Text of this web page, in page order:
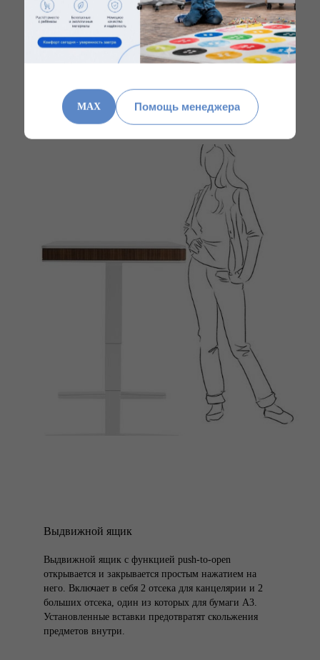
MAX Помощь менеджера
взрослых с ростом до 190 см. Чередование
положений сидя и стоя при работе, поможет
сохранить здоровую и красивую осанку.
Выдвижной ящик
Выдвижной ящик с функцией push-to-open
открывается и закрывается простым нажатием на
него. Включает в себя 2 отсека для канцелярии и 2
больших отсека, один из которых для бумаги А3.
Установленные вставки предотвратят скольжения
предметов внутри.